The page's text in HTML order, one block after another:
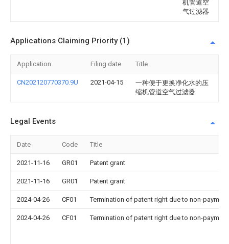
机管道空
气过滤器
Applications Claiming Priority (1)
Application Filing date Title
CN202120770370.9U 2021-04-15
一种便于更换净化水的压
缩机管道空气过滤器
Legal Events
Date Code Title
2021-11-16 GR01 Patent grant
2021-11-16 GR01 Patent grant
2024-04-26 CF01 Termination of patent right due to non-
2024-04-26 CF01 Termination of patent right due to non-